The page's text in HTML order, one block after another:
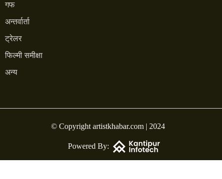
गफ
अन्तर्वार्ता
ट्रेलर
फिल्मी समीक्षा
अन्य
© Copyright artistkhabar.com | 2024
Powered By: